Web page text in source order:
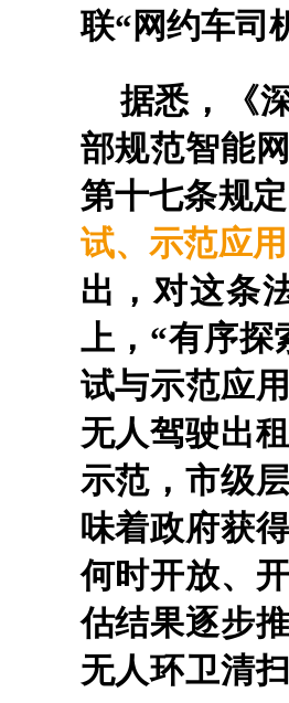
联“网约车司
据悉，《
部规范智能
第十七条规
试、示范应
出，对这条
上，“有序探
试与示范应
无人驾驶出
示范，市级
味着政府获
何时开放、
估结果逐步
无人环卫清